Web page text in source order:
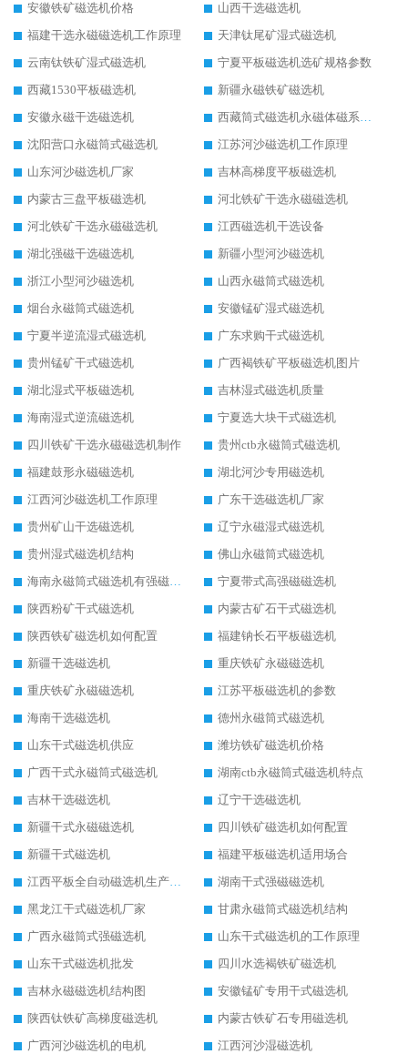
安徽铁矿磁选机价格
山西干选磁选机
福建干选永磁磁选机工作原理
天津钛尾矿湿式磁选机
云南钛铁矿湿式磁选机
宁夏平板磁选机选矿规格参数
西藏1530平板磁选机
新疆永磁铁矿磁选机
安徽永磁干选磁选机
西藏筒式磁选机永磁体磁系设计
沈阳营口永磁筒式磁选机
江苏河沙磁选机工作原理
山东河沙磁选机厂家
吉林高梯度平板磁选机
内蒙古三盘平板磁选机
河北铁矿干选永磁磁选机
河北铁矿干选永磁磁选机
江西磁选机干选设备
湖北强磁干选磁选机
新疆小型河沙磁选机
浙江小型河沙磁选机
山西永磁筒式磁选机
烟台永磁筒式磁选机
安徽锰矿湿式磁选机
宁夏半逆流湿式磁选机
广东求购干式磁选机
贵州锰矿干式磁选机
广西褐铁矿平板磁选机图片
湖北湿式平板磁选机
吉林湿式磁选机质量
海南湿式逆流磁选机
宁夏选大块干式磁选机
四川铁矿干选永磁磁选机制作
贵州ctb永磁筒式磁选机
福建鼓形永磁磁选机
湖北河沙专用磁选机
江西河沙磁选机工作原理
广东干选磁选机厂家
贵州矿山干选磁选机
辽宁永磁湿式磁选机
贵州湿式磁选机结构
佛山永磁筒式磁选机
海南永磁筒式磁选机有强磁的吗
宁夏带式高强磁磁选机
陕西粉矿干式磁选机
内蒙古矿石干式磁选机
陕西铁矿磁选机如何配置
福建钠长石平板磁选机
新疆干选磁选机
重庆铁矿永磁磁选机
重庆铁矿永磁磁选机
江苏平板磁选机的参数
海南干选磁选机
德州永磁筒式磁选机
山东干式磁选机供应
潍坊铁矿磁选机价格
广西干式永磁筒式磁选机
湖南ctb永磁筒式磁选机特点
吉林干选磁选机
辽宁干选磁选机
新疆干式永磁磁选机
四川铁矿磁选机如何配置
新疆干式磁选机
福建平板磁选机适用场合
江西平板全自动磁选机生产厂家
湖南干式强磁磁选机
黑龙江干式磁选机厂家
甘肃永磁筒式磁选机结构
广西永磁筒式强磁选机
山东干式磁选机的工作原理
山东干式磁选机批发
四川水选褐铁矿磁选机
吉林永磁磁选机结构图
安徽锰矿专用干式磁选机
陕西钛铁矿高梯度磁选机
内蒙古铁矿石专用磁选机
广西河沙磁选机的电机
江西河沙湿磁选机